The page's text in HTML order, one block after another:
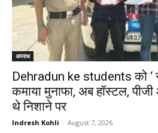
अपराध
Dehradun ke students को ‘
कमाया मुनाफा, अब हॉस्टल,
थे निशाने पर
Indresh Kohli - August 7, 2026